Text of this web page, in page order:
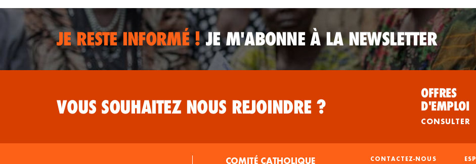
JE RESTE INFORMÉ !JE M'ABONNE À LA NEWSLETTER
VOUS SOUHAITEZ NOUS REJOINDRE ?
OFFRES
D'EMPLOI
CONSULTER
COMITÉ CATHOLIQUE CONTACTEZ-NOUS